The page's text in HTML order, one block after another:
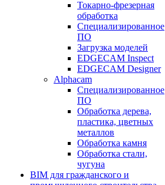
Токарно-фрезерная
обработка
Специализированное
ПО
Загрузка моделей
EDGECAM Inspect
EDGECAM Designer
Alphacam
Специализированное
ПО
Обработка дерева,
пластика, цветных
металлов
Обработка камня
Обработка стали,
чугуна
BIM для гражданского и